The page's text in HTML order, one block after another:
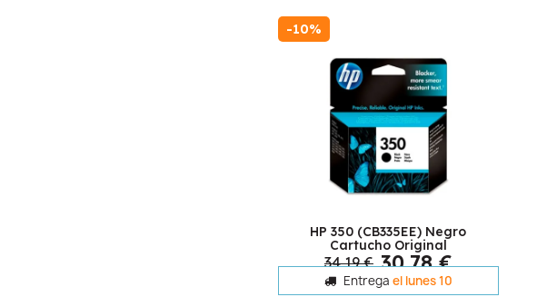
-10%
HP 350 (CB335EE) Negro
Cartucho Original
34,19 € 30,78 €
Entrega el lunes 10